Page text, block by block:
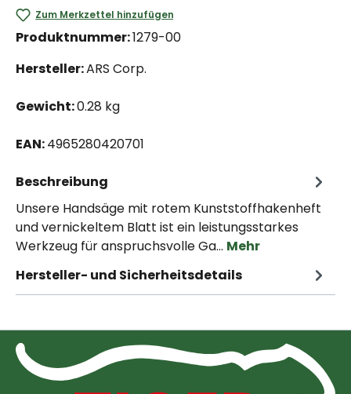
Zum Merkzettel hinzufügen
Produktnummer:1279-00
Hersteller:ARS Corp.
Gewicht:0.28 kg
EAN:4965280420701
Beschreibung
Unsere Handsäge mit rotem Kunststoffhakenheft
und vernickeltem Blatt ist ein leistungsstarkes
Werkzeug für anspruchsvolle Ga… Mehr
Hersteller- und Sicherheitsdetails